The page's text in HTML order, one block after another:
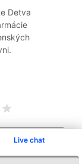
Live chat
Detva